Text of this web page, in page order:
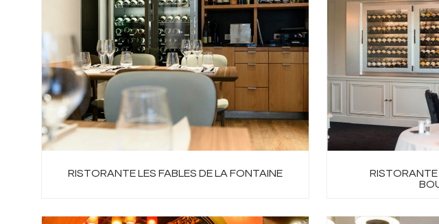
RISTORANTE LES FABLES DE LA FONTAINE
RISTORANTE